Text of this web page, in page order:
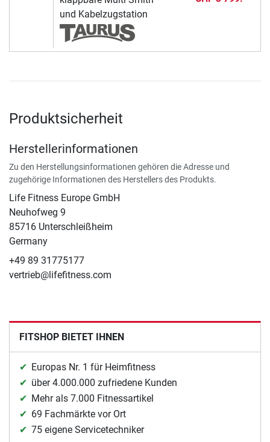
und Kabelzugstation
Produktsicherheit
Herstellerinformationen
Zu den Herstellungsinformationen gehören die Adresse und
zugehörige Informationen des Herstellers des Produkts.
Life Fitness Europe GmbH
Neuhofweg 9
85716 Unterschleißheim
Germany
+49 89 31775177
vertrieb@lifefitness.com
FITSHOP BIETET IHNEN
Europas Nr. 1 für Heimfitness
über 4.000.000 zufriedene Kunden
Mehr als 7.000 Fitnessartikel
69 Fachmärkte vor Ort
75 eigene Servicetechniker